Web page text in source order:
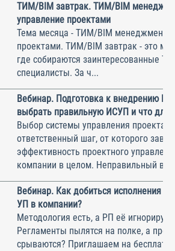
ТИМ/BIM завтрак. ТИМ/BIM
управление проектами
Тема месяца - ТИМ/BIM менеджмент и
проектами. ТИМ/BIM завтрак - это
где собираются заинтересованные
специалисты. За ч...
Вебинар. Подготовка к внедрению
выбрать правильную ИСУП и что для
Выбор системы управления
ответственный шаг, от которого
эффективность проектного
компании в целом. Неправильный
Вебинар. Как добиться исполнения
УП в компании?
Методология есть, а РП её
Регламенты пылятся на полке, а
срываются? Приглашаем на